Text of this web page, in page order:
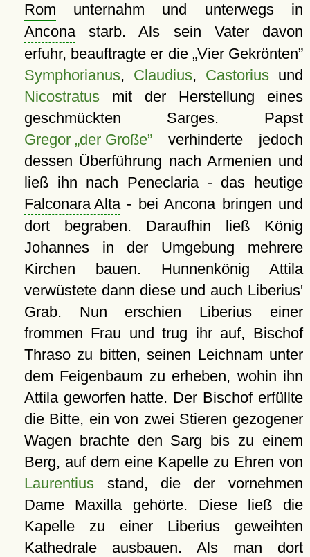
Rom unternahm und unterwegs in
Anconastarb. Als sein Vater davon
erfuhr, beauftragte er die Vier Gekrönten
Symphorianus, Claudius, Castoriusund
Nicostratusmit der Herstellung eines
geschmückten Sarges. Papst
Gregor „der Große”verhinderte jedoch
dessen Überführung nach Armenien und
ließ ihn nach Peneclaria - das heutige
Falconara Alta- bei Ancona bringen und
dort begraben. Daraufhin ließ König
Johannes in der Umgebung mehrere
Kirchen bauen. Hunnenkönig Attila
verwüstete dann diese und auch Liberius'
Grab. Nun erschien Liberius einer
frommen Frau und trug ihr auf, Bischof
Thraso zu bitten, seinen Leichnam unter
dem Feigenbaum zu erheben, wohin ihn
Attila geworfen hatte. Der Bischof erfüllte
die Bitte, ein von zwei Stieren gezogener
Wagen brachte den Sarg bis zu einem
Berg, auf dem eine Kapelle zu Ehren von
Laurentiusstand, die der vornehmen
Dame Maxilla gehörte. Diese ließ die
Kapelle zu einer Liberius geweihten
Kathedrale ausbauen. Als man dort